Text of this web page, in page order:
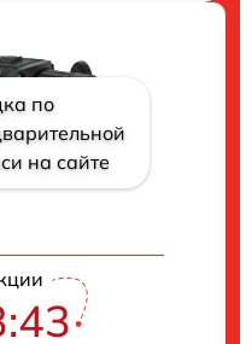
по
на сайте